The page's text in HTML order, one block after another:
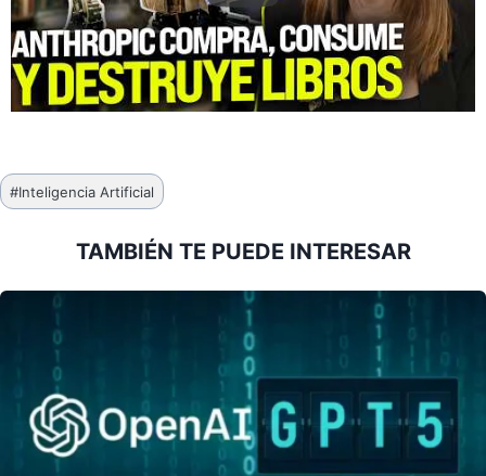
Etiquetas
de
#Inteligencia Artificial
TAMBIÉN TE PUEDE INTERESAR